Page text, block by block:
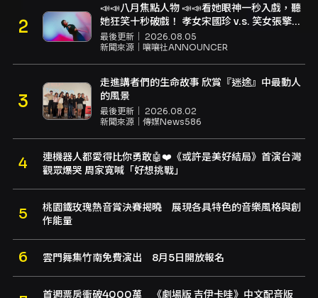
📣📣八月焦點人物 📣📣看她眼神一秒入戲，聽
她狂笑十秒破戲！ 孝女宋國珍 v.s. 笑女張擎
佳：本是同根生，相約壓車別太急
最後更新｜ 2026.08.05
新聞來源｜ 嚷嚷社ANNOUNCER
走進講者們的生命故事 欣賞『迷途』中最動人
的風景
最後更新｜ 2026.08.02
新聞來源｜ 傳媒News586
連機器人都愛得比你勇敢🤖❤️《或許是美好結局》首演台灣
觀眾爆哭 周家寬喊「好想挑戰」
桃園鐵玫瑰熱音賞決賽揭曉 展現各具特色的音樂風格與創
作能量
雲門舞集竹南免費演出 8月5日開放報名
首週票房衝破4000萬 《劇場版 吉伊卡哇》中文配音版